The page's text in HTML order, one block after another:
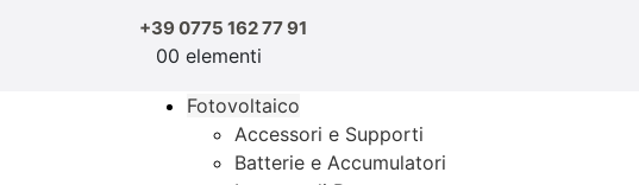
+39 0775 162 77 91
00 elementi
Fotovoltaico
Accessori e Supporti
Batterie e Accumulatori